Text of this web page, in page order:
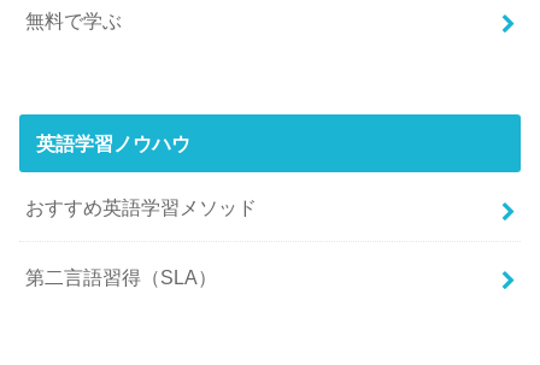
無料で学ぶ
英語学習ノウハウ
おすすめ英語学習メソッド
第二言語習得（SLA）